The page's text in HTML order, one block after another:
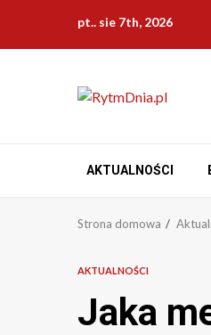
treści
pt.. sie 7th, 2026
AKTUALNOŚCI
Strona domowa
AKTUALNOŚCI
Jaka